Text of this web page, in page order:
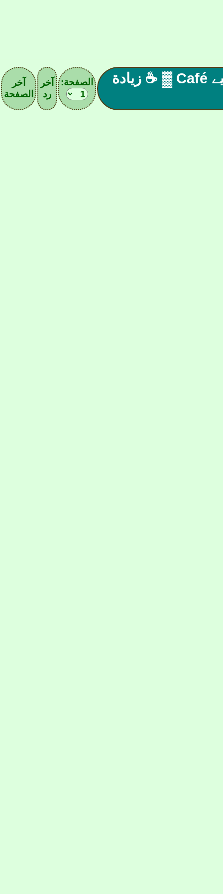
☕ ▓ المقهـ| 37 |ے الآسيـويے Café ▓ ☕ زيادة الصفحة:
آخر
رد
آخر
الصفحة